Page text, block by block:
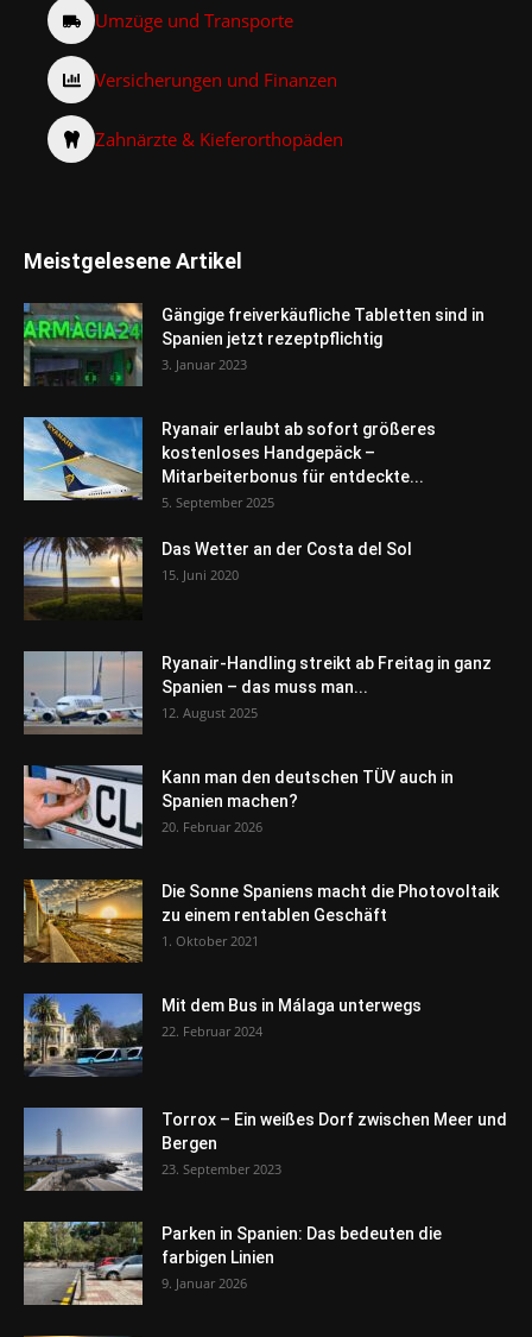
Umzüge und Transporte
Versicherungen und Finanzen
Zahnärzte & Kieferorthopäden
Meistgelesene Artikel
Gängige freiverkäufliche Tabletten sind in
Spanien jetzt rezeptpflichtig
3. Januar 2023
Ryanair erlaubt ab sofort größeres
kostenloses Handgepäck –
Mitarbeiterbonus für entdeckte...
5. September 2025
Das Wetter an der Costa del Sol
15. Juni 2020
Ryanair-Handling streikt ab Freitag in ganz
Spanien – das muss man...
12. August 2025
Kann man den deutschen TÜV auch in
Spanien machen?
20. Februar 2026
Die Sonne Spaniens macht die Photovoltaik
zu einem rentablen Geschäft
1. Oktober 2021
Mit dem Bus in Málaga unterwegs
22. Februar 2024
Torrox – Ein weißes Dorf zwischen Meer und
Bergen
23. September 2023
Parken in Spanien: Das bedeuten die
farbigen Linien
9. Januar 2026